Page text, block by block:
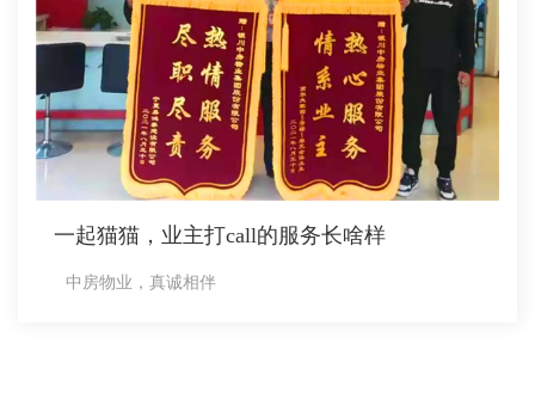
一起猫猫，业主打call的服务长啥样
中房物业，真诚相伴